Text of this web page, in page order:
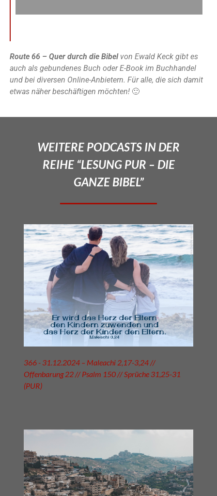
Route 66 – Quer durch die Bibel von Ewald Keck gibt es
auch als gebundenes Buch oder E-Book im Buchhandel
und bei diversen Online-Anbietern. Für alle, die sich damit
etwas näher beschäftigen möchten! 🙂
WEITERE PODCASTS IN DER
REIHE “LESUNG PUR – DIE
GANZE BIBEL”
366 - 31.12.2024 – Maleachi 2,17-3,24 //
Offenbarung 22 // Psalm 150 // Sprüche 31,25-31
(PUR)